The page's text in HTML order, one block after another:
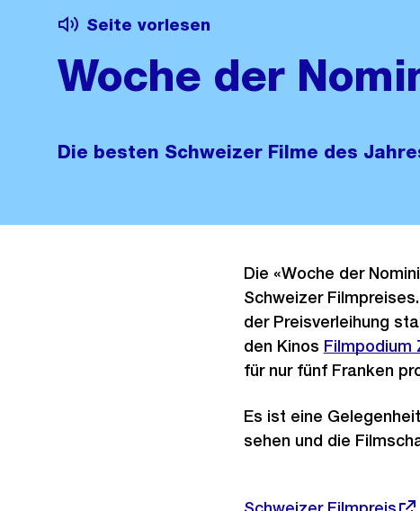
Seite vorlesen
Woche der
Die besten Schweizer Filme des
Die «Woche der
Schweizer
der Preisverleihung
den Kinos Externer
Link:
Filmpodium
für nur fünf Franken
Es ist eine
sehen und die
Externer